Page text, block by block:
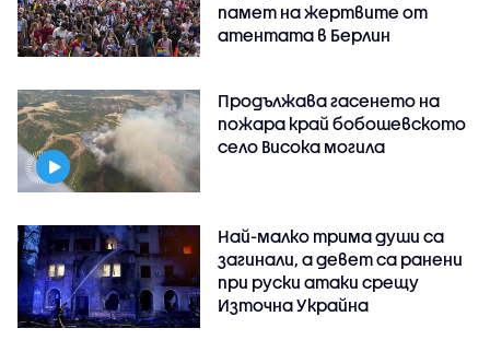
памет на жертвите от
атентата в Берлин
Продължава гасенето на
пожара край бобошевското
село Висока могила
Най-малко трима души са
загинали, а девет са ранени
при руски атаки срещу
Източна Украйна